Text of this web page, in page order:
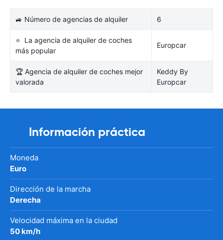
🚙 Número de agencias de alquiler 6
⭐ La agencia de alquiler de coches
más popular
Europcar
🏆 Agencia de alquiler de coches mejor
valorada
Keddy By
Europcar
Información práctica
Moneda
Euro
Dirección de la marcha
Derecha
Velocidad máxima en la ciudad
50 km/h